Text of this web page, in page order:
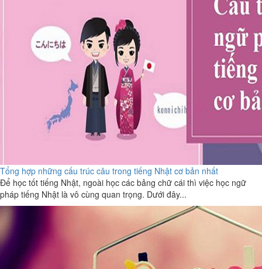
Tổng hợp những cấu trúc câu trong tiếng Nhật cơ bản nhất
Để học tốt tiếng Nhật, ngoài học các bảng chữ cái thì việc học ngữ
pháp tiếng Nhật là vô cùng quan trọng. Dưới đây...